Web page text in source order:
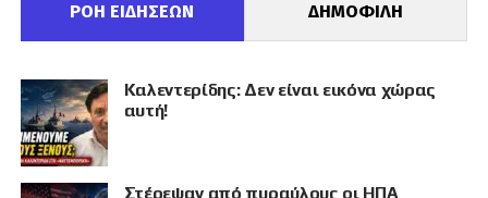
ΡΟΗ ΕΙΔΗΣΕΩΝ ΔΗΜΟΦΙΛΗ
Καλεντερίδης: Δεν είναι εικόνα χώρας
αυτή!
Στέρεψαν από πυραύλους οι ΗΠΑ